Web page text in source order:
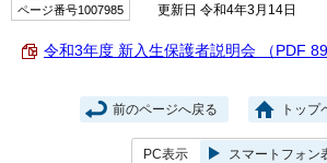
ページ番号1007985 更新日 令和4年3月14日
令和3年度 新入生保護者説明会 （PDF
前のページへ戻る トップ
PC表示 スマートフォン